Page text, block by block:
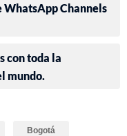
WhatsApp Channels
con toda la
mundo.
Bogotá